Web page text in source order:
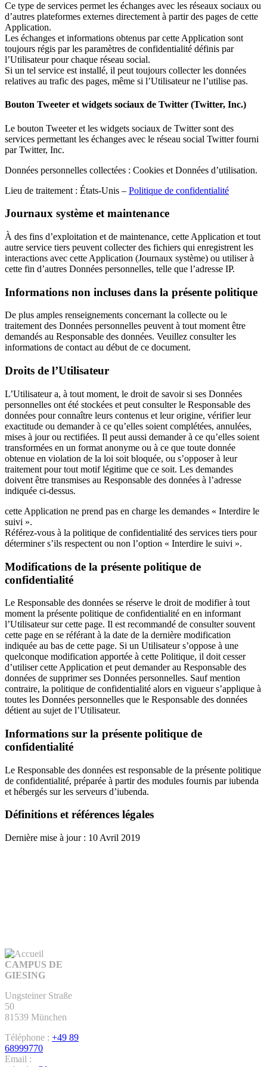
Ce type de services permet les échanges avec les réseaux sociaux ou
d’autres plateformes externes directement à partir des pages de cette
Application.
Les échanges et informations obtenus par cette Application sont
toujours régis par les paramètres de confidentialité définis par
l’Utilisateur pour chaque réseau social.
Si un tel service est installé, il peut toujours collecter les données
relatives au trafic des pages, même si l’Utilisateur ne l’utilise pas.
Bouton Tweeter et widgets sociaux de Twitter (Twitter, Inc.)
Le bouton Tweeter et les widgets sociaux de Twitter sont des
services permettant les échanges avec le réseau social Twitter fourni
par Twitter, Inc.
Données personnelles collectées : Cookies et Données d’utilisation.
Lieu de traitement : États-Unis – Politique de confidentialité
Journaux système et maintenance
À des fins d’exploitation et de maintenance, cette Application et tout
autre service tiers peuvent collecter des fichiers qui enregistrent les
interactions avec cette Application (Journaux système) ou utiliser à
cette fin d’autres Données personnelles, telle que l’adresse IP.
Informations non incluses dans la présente politique
De plus amples renseignements concernant la collecte ou le
traitement des Données personnelles peuvent à tout moment être
demandés au Responsable des données. Veuillez consulter les
informations de contact au début de ce document.
Droits de l’Utilisateur
L’Utilisateur a, à tout moment, le droit de savoir si ses Données
personnelles ont été stockées et peut consulter le Responsable des
données pour connaître leurs contenus et leur origine, vérifier leur
exactitude ou demander à ce qu’elles soient complétées, annulées,
mises à jour ou rectifiées. Il peut aussi demander à ce qu’elles soient
transformées en un format anonyme ou à ce que toute donnée
obtenue en violation de la loi soit bloquée, ou s’opposer à leur
traitement pour tout motif légitime que ce soit. Les demandes
doivent être transmises au Responsable des données à l’adresse
indiquée ci-dessus.
cette Application ne prend pas en charge les demandes « Interdire le
suivi ».
Référez-vous à la politique de confidentialité des services tiers pour
déterminer s’ils respectent ou non l’option « Interdire le suivi ».
Modifications de la présente politique de
confidentialité
Le Responsable des données se réserve le droit de modifier à tout
moment la présente politique de confidentialité en en informant
l’Utilisateur sur cette page. Il est recommandé de consulter souvent
cette page en se référant à la date de la dernière modification
indiquée au bas de cette page. Si un Utilisateur s’oppose à une
quelconque modification apportée à cette Politique, il doit cesser
d’utiliser cette Application et peut demander au Responsable des
données de supprimer ses Données personnelles. Sauf mention
contraire, la politique de confidentialité alors en vigueur s’applique à
toutes les Données personnelles que le Responsable des données
détient au sujet de l’Utilisateur.
Informations sur la présente politique de
confidentialité
Le Responsable des données est responsable de la présente politique
de confidentialité, préparée à partir des modules fournis par iubenda
et hébergés sur les serveurs d’iubenda.
Définitions et références légales
Dernière mise à jour : 10 Avril 2019
CAMPUS DE
GIESING
Ungsteiner Straße
50
81539 München
Téléphone : +49 89
68999770
Email :